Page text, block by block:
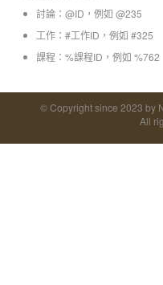
討論：@ID，例如 @235
工作：#工作ID，例如 #325
課程：%課程ID，例如 %762
© Copyright since 2023 by
All